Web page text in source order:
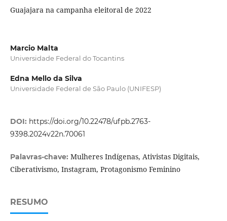
Guajajara na campanha eleitoral de 2022
Marcio Malta
Universidade Federal do Tocantins
Edna Mello da Silva
Universidade Federal de São Paulo (UNIFESP)
DOI: https://doi.org/10.22478/ufpb.2763-
9398.2024v22n.70061
Palavras-chave: Mulheres Indígenas, Ativistas Digitais,
Ciberativismo, Instagram, Protagonismo Feminino
RESUMO